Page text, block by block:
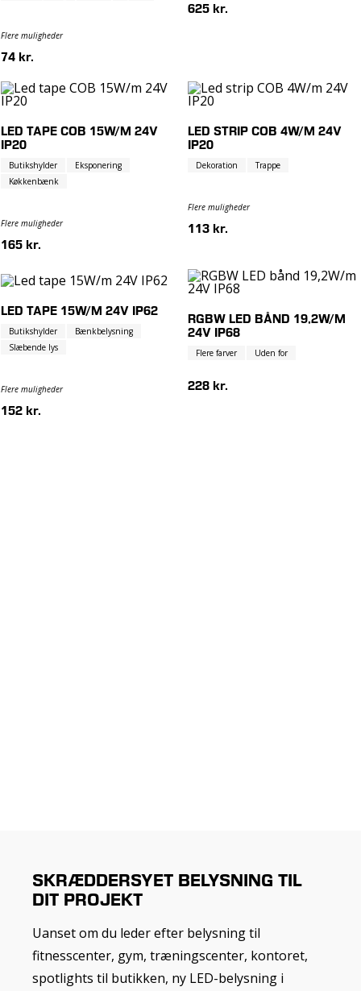
Flere muligheder
74 kr.
625 kr.
LED TAPE COB 15W/M 24V
IP20
Butikshylder
Eksponering
Køkkenbænk
Flere muligheder
165 kr.
LED STRIP COB 4W/M 24V
IP20
Dekoration Trappe
Flere muligheder
113 kr.
LED TAPE 15W/M 24V IP62
Butikshylder
Bænkbelysning
Slæbende lys
Flere muligheder
152 kr.
RGBW LED BÅND 19,2W/M
24V IP68
Flere farver Uden for
228 kr.
SKRÆDDERSYET BELYSNING TIL
DIT PROJEKT
Uanset om du leder efter belysning til
fitnesscenter, gym, træningscenter, kontoret,
spotlights til butikken, ny LED-belysning i